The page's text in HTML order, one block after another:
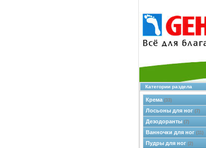
Категории раздела
Крема (33)
Лосьоны для ног (7)
Дезодоранты (7)
Ванночки для ног (11)
Пудры для ног (2)